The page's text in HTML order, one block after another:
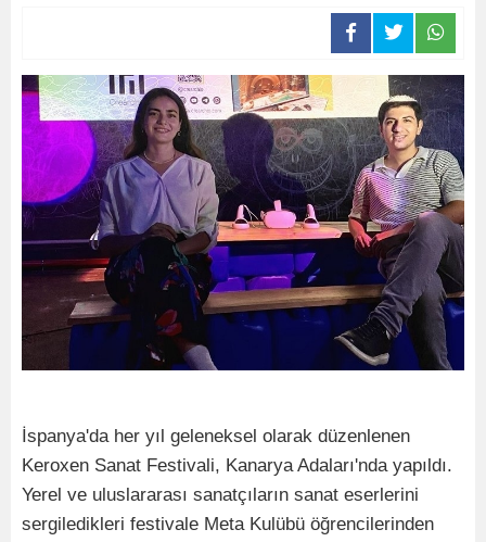
İspanya'da her yıl geleneksel olarak düzenlenen
Keroxen Sanat Festivali, Kanarya Adaları'nda yapıldı.
Yerel ve uluslararası sanatçıların sanat eserlerini
sergiledikleri festivale Meta Kulübü öğrencilerinden